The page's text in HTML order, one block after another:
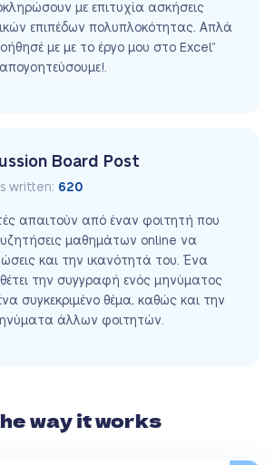
με επιτυχία ασκήσεις
επιπέδων πολυπλοκότητας. Απλά
με με το έργο μου στο Excel”
Board Post
written: 620
απαιτούν από έναν φοιτητή που
μαθημάτων online να
και την ικανότητά του. Ένα
την συγγραφή ενός μηνύματος
συγκεκριμένο θέμα, καθώς και την
άλλων φοιτητών.
way it works